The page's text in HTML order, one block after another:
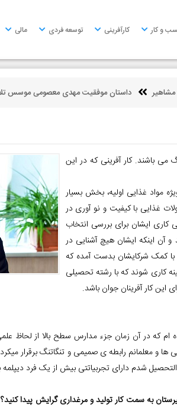
و کار کارآفرینی توسعه فردی مالی
مشاهیر داستان موفقیت مهدی معصومی موسس
باشند. کار آفرینی که در این
مواد غذایی اولیه، بخش بسیار
غذایی با کیفیت و نو آوری در
کاری ایشان برای بررسی انتخاب
آن اینکه ایشان هیچ آشنایی در
با کمک شرکایشان بدست آمده که
کاری شوند که با رشته تحصیلی
این کار آفرینان جوان باشد.
نموده ام که در آن زمان جزء مدارس سطح بالا از
ها و معلمانم رابطه ی صمیمی و تنگاتنگ برقرار
شدم دارای تجربیاتتی بیش از یک فرد دیپلمه
به سمت کار تولید و مرغداری گرایش پیدا